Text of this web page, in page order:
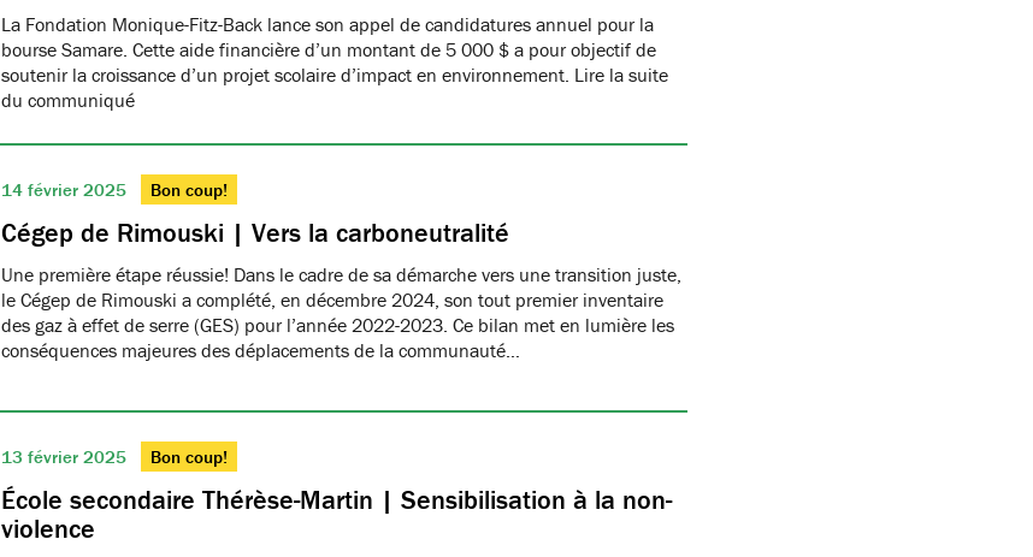
La Fondation Monique-Fitz-Back lance son appel de candidatures annuel pour la
bourse Samare. Cette aide financière d’un montant de 5 000 $ a pour objectif de
soutenir la croissance d’un projet scolaire d’impact en environnement. Lire la suite
du communiqué
14 février 2025 Bon coup!
Cégep de Rimouski | Vers la carboneutralité
Une première étape réussie! Dans le cadre de sa démarche vers une transition juste,
le Cégep de Rimouski a complété, en décembre 2024, son tout premier inventaire
des gaz à effet de serre (GES) pour l’année 2022-2023. Ce bilan met en lumière les
conséquences majeures des déplacements de la communauté…
13 février 2025 Bon coup!
École secondaire Thérèse-Martin | Sensibilisation à la non-
violence